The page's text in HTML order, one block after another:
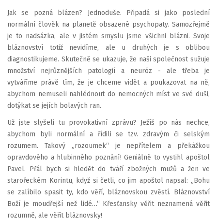
Jak se pozná blázen? Jednoduše. Připadá si jako poslední
normální člověk na planetě obsazené psychopaty. Samozřejmě
je to nadsázka, ale v jistém smyslu jsme všichni blázni. Svoje
bláznovství totiž nevidíme, ale u druhých je s oblibou
diagnostikujeme. Skutečně se ukazuje, že naši společnost sužuje
množství nejrůznějších patologií a neuróz - ale třeba je
vytváříme právě tím, že je chceme vidět a poukazovat na ně,
abychom nemuseli nahlédnout do nemocných míst ve své duši,
dotýkat se jejích bolavých ran.
Už jste slyšeli tu provokativní zprávu? Ježíš po nás nechce,
abychom byli normální a řídili se tzv. zdravým či selským
rozumem. Takový „rozoumek“ je nepřítelem a překážkou
opravdového a hlubinného poznání! Geniálně to vystihl apoštol
Pavel. Přál bych si hledět do tváří zbožných mužů a žen ve
starořeckém Korintu, když si četli, co jim apoštol napsal: „Bohu
se zalíbilo spasit ty, kdo věří, bláznovskou zvěstí. Bláznovství
Boží je moudřejší než lidé…“ Křesťansky věřit neznamená věřit
rozumně, ale věřit bláznovsky!